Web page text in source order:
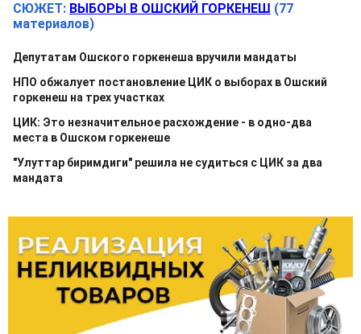
СЮЖЕТ: ВЫБОРЫ В ОШСКИЙ ГОРКЕНЕШ (77
материалов)
Депутатам Ошского горкенеша вручили мандаты
НПО обжалует постановление ЦИК о выборах в Ошский
горкенеш на трех участках
ЦИК: Это незначительное расхождение - в одно-два
места в Ошском горкенеше
"Улуттар биримдиги" решила не судиться с ЦИК за два
мандата